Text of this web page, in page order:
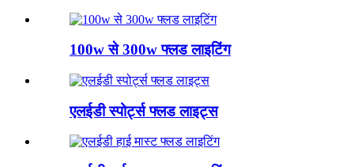
100w से 300w फ्लड लाइटिंग
एलईडी स्पोर्ट्स फ्लड लाइट्स